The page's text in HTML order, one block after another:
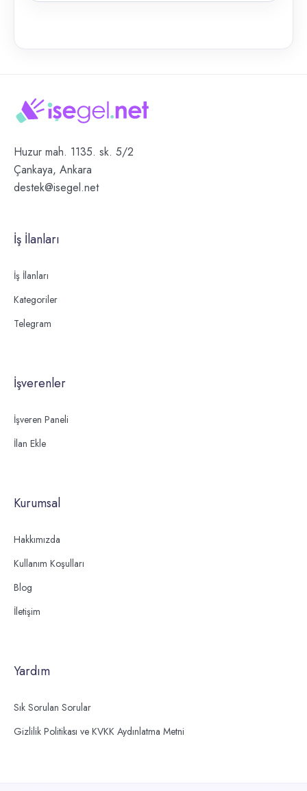
Huzur mah. 1135. sk. 5/2
Çankaya, Ankara
destek@isegel.net
İş İlanları
İş İlanları
Kategoriler
Telegram
İşverenler
İşveren Paneli
İlan Ekle
Kurumsal
Hakkımızda
Kullanım Koşulları
Blog
İletişim
Yardım
Sık Sorulan Sorular
Gizlilik Politikası ve KVKK Aydınlatma Metni